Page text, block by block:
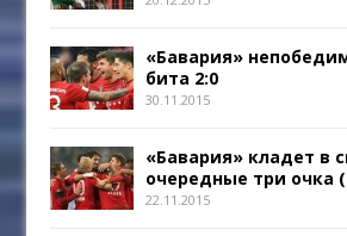
«Бавария»
бита 2:0
30.11.2015
«Бавария» кладет в
очередные три очка
22.11.2015